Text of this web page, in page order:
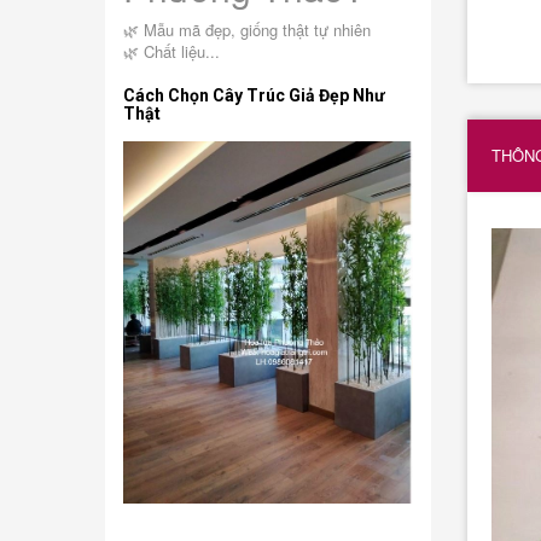
🌿 Mẫu mã đẹp, giống thật tự nhiên
🌿 Chất liệu...
Cách Chọn Cây Trúc Giả Đẹp Như
Thật